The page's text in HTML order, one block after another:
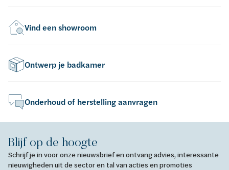
Vind een showroom
Ontwerp je badkamer
Onderhoud of herstelling aanvragen
Blijf op de hoogte
Schrijf je in voor onze nieuwsbrief en ontvang advies, interessante
nieuwigheden uit de sector en tal van acties en promoties